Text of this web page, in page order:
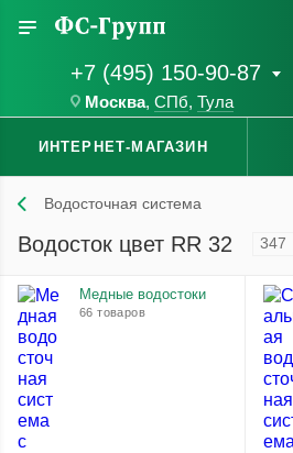
+7 (495) 150-90-87
Москва, СПб, Тула
ИНТЕРНЕТ-МАГАЗИН
Водосточная система
Водосток цвет RR 32 347
Медные водостоки
66 товаров